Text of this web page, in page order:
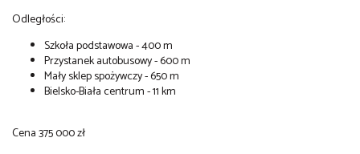
Odległości:
Szkoła podstawowa - 400 m
Przystanek autobusowy - 600 m
Mały sklep spożywczy - 650 m
Bielsko-Biała centrum - 11 km
Cena 375 000 zł